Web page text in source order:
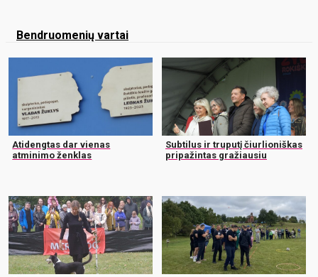
Bendruomenių vartai
Atidengtas dar vienas
atminimo ženklas
Subtilus ir truputį čiurlioniškas
pripažintas gražiausiu